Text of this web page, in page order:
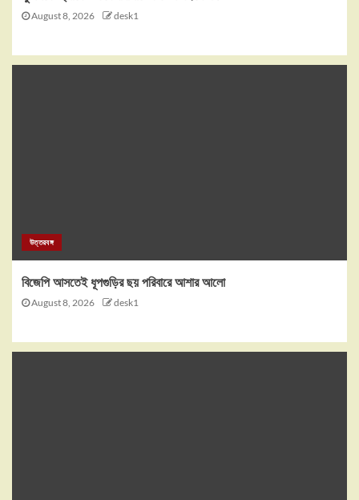
August 8, 2026 desk1
উত্তরবঙ্গ
বিজেপি আসতেই ধূপগুড়ির ছয় পরিবারে আশার আলো
August 8, 2026 desk1